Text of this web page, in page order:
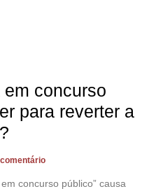
concurso
para reverter a
concurso público” causa